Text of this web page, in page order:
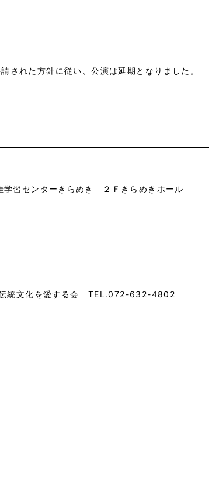
された方針に従い、公演は延期となりました。
学習センターきらめき ２Ｆきらめきホール
伝統文化を愛する会 TEL.072-632-4802